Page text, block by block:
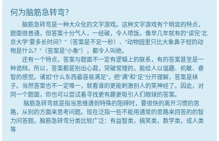
何为脑筋急转弯？
脑筋急转弯是一种大众化的文字游戏。这种文字游戏有个明显的特点，
题面很普通，但答案十分气人，一经破，令人喷饭。像早几年就有的“读完‘北
京大学’要多长时间？”（答案是不足一秒）、“动物园里只比大象鼻子短的动
物是什么？”（答案是“小象”），都令人叫绝。
还有一个特点，答案与题面不一定有逻辑上的联系，有的答案甚至是一
种诡辩。所以，答案都是别出心裁，突破常理的，能给人以谐趣、机敏、睿
智的感觉。诸如“什么东西最容易满足”，把“满”和“足”分开理解，答案是袜
子。当然答案也不一定唯一，就看谁的更能刺激别人的笑神经了。因此，对
同一个题面，你也可以尝试着寻找更有趣更吸引人们眼球的答案。
脑筋急转弯就是指当思维遇到特殊的阻碍时，要很快的离开习惯的思
路，从别的方面来思考问题。现在泛指一些不能用通常的思路来回答的的智
力问答题。脑筋急转弯分类比较广泛：有益智类，搞笑类，数学类，成人类
等